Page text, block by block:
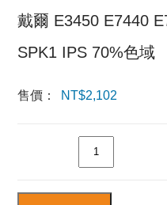
戴爾 E3450 E7440
SPK1 IPS 70%色域
售價： NT$2,102